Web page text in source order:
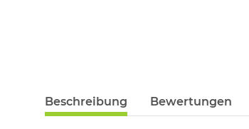
Beschreibung Bewertungen